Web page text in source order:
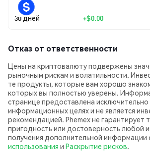
30 дней +$0.00
Отказ от ответственности
Цены на криптовалюту подвержены
рыночным рискам и волатильности.
те продукты, которые вам хорошо
которых вы полностью уверены.
странице предоставлена исключительно
информационных целях и не является
рекомендацией. Phemex не гарантирует
пригодность или достоверность любой
получения дополнительной информации
использования и Раскрытие рисков.